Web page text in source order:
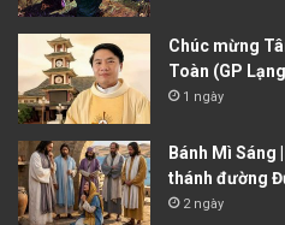
Chúc mừng
Toàn (GP
1 ngày
Bánh Mì Sáng
thánh đường
2 ngày